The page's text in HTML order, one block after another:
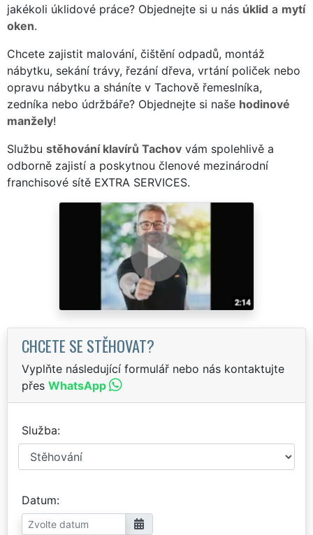
jakékoli úklidové práce? Objednejte si u nás úklid a mytí
oken.
Chcete zajistit malování, čištění odpadů, montáž
nábytku, sekání trávy, řezání dřeva, vrtání poliček nebo
opravu nábytku a sháníte v Tachově řemeslníka,
zedníka nebo údržbáře? Objednejte si naše hodinové
manžely!
Službu stěhování klavírů Tachov vám spolehlivě a
odborně zajistí a poskytnou členové mezinárodní
franchisové sítě EXTRA SERVICES.
CHCETE SE STĚHOVAT?
Vyplňte následující formulář nebo nás kontaktujte
přes WhatsApp
Služba
Datum